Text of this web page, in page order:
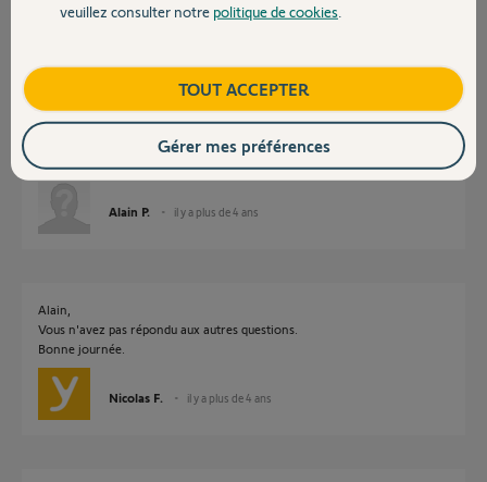
Contact
Voici le code PIN 1217-7884-2814
Alain P. il y a plus de 4 ans
Alain,
Vous n'avez pas répondu aux autres questions.
Bonne journée.
Nicolas F. il y a plus de 4 ans
veuillez consulter notre politique de cookies
TOUT ACCEPTER
Gérer mes préférences